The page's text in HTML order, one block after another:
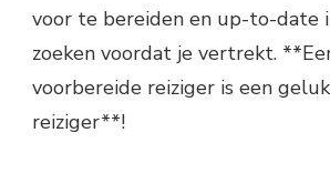
voor te bereiden en up-to-date
zoeken voordat je vertrekt.
voorbereide reiziger is een
reiziger**!